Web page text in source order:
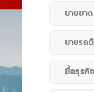
ขายขาด
ขายรถ
ซื้อธุรกิจ